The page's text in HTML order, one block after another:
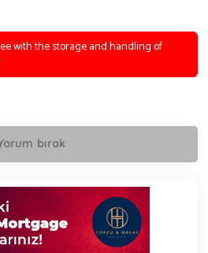
with the storage and handling of